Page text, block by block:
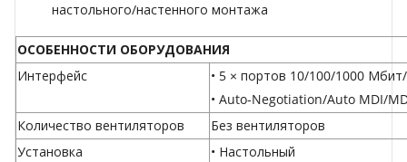
настольного/настенного монтажа
ОСОБЕННОСТИ ОБОРУДОВАНИЯ
Интерфейс
• 5 × портов 10/100/1000
• Auto-Negotiation/Auto MDI/
Количество вентиляторов
Без вентиляторов
Установка
• Настольный